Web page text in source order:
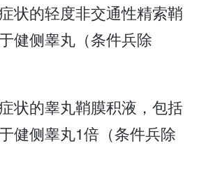
状的轻度非交通性精索鞘
健侧睾丸（条件兵除
状的睾丸鞘膜积液，包括
健侧睾丸1倍（条件兵除